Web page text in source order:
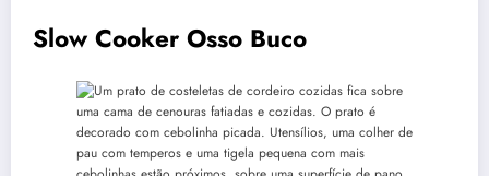
Slow Cooker Osso Buco